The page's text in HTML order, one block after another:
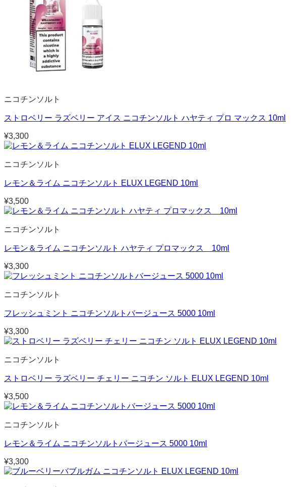
ニコチンソルト
ストロベリー ラズベリー アイス ニコチンソルト ハヤティ プロ マックス 10ml
¥3,300
ニコチンソルト
レモン＆ライム ニコチンソルト ELUX LEGEND 10ml
¥3,500
ニコチンソルト
レモン＆ライム ニコチンソルト ハヤティ プロマックス 10ml
¥3,300
ニコチンソルト
フレッシュミント ニコチンソルトバージュース 5000 10ml
¥3,300
ニコチンソルト
ストロベリー ラズベリー チェリー ニコチン ソルト ELUX LEGEND 10ml
¥3,500
ニコチンソルト
レモン＆ライム ニコチンソルトバージュース 5000 10ml
¥3,300